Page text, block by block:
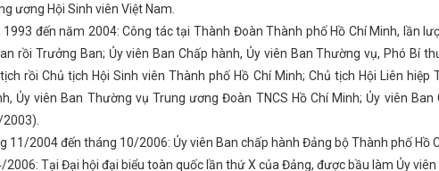
để lọt vào Trung ương người giàu bất thường, nói nhiều làm ít
tỉnh Hà Tĩnh
Tập trung tháo gỡ vướng mắc, đẩy mạnh thực hiện Đề
CHI NHÁNH CÔNG NGHIỆP HÓA CHẤT MỎ HÀ TĨNH
Bộ Công Thương
sở công nghiệp nông thôn Hà Tĩnh thực hiện chuyển đổi số
Chúc
Marc E. Knapper, Đại sứ đặc mệnh toàn quyền Hợp chúng quốc Hoa
Long trong khuôn khổ chuyến thăm cấp nhà nước Cộng hòa Kazakhstan
cá nhân của Ban Thường vụ Đảng ủy UBND tỉnh
Hà Tĩnh hoàn thành sơ
2024
đảm bảo cung ứng điện và xăng dầu cho phát triển kinh tế xã hội
Tĩnh tổ chức trang trọng Lễ Kỷ niệm 260 năm Ngày sinh Đại thi hào Nguyễn
đấu và trưởng thành của Quân đội Nhân dân Việt Nam
Hội nghị BCH
ương Hội Sinh viên Việt Nam.
đến năm 2004: Công tác tại Thành Đoàn Thành phố Hồ Chí Minh, lần
rồi Trưởng Ban; Ủy viên Ban Chấp hành, Ủy viên Ban Thường vụ, Phó Bí
rồi Chủ tịch Hội Sinh viên Thành phố Hồ Chí Minh; Chủ tịch Hội Liên
Ủy viên Ban Thường vụ Trung ương Đoàn TNCS Hồ Chí Minh; Ủy viên
11/2004 đến tháng 10/2006: Ủy viên Ban chấp hành Đảng bộ Thành phố Hồ
2006: Tại Đại hội đại biểu toàn quốc lần thứ X của Đảng, được bầu làm Ủy